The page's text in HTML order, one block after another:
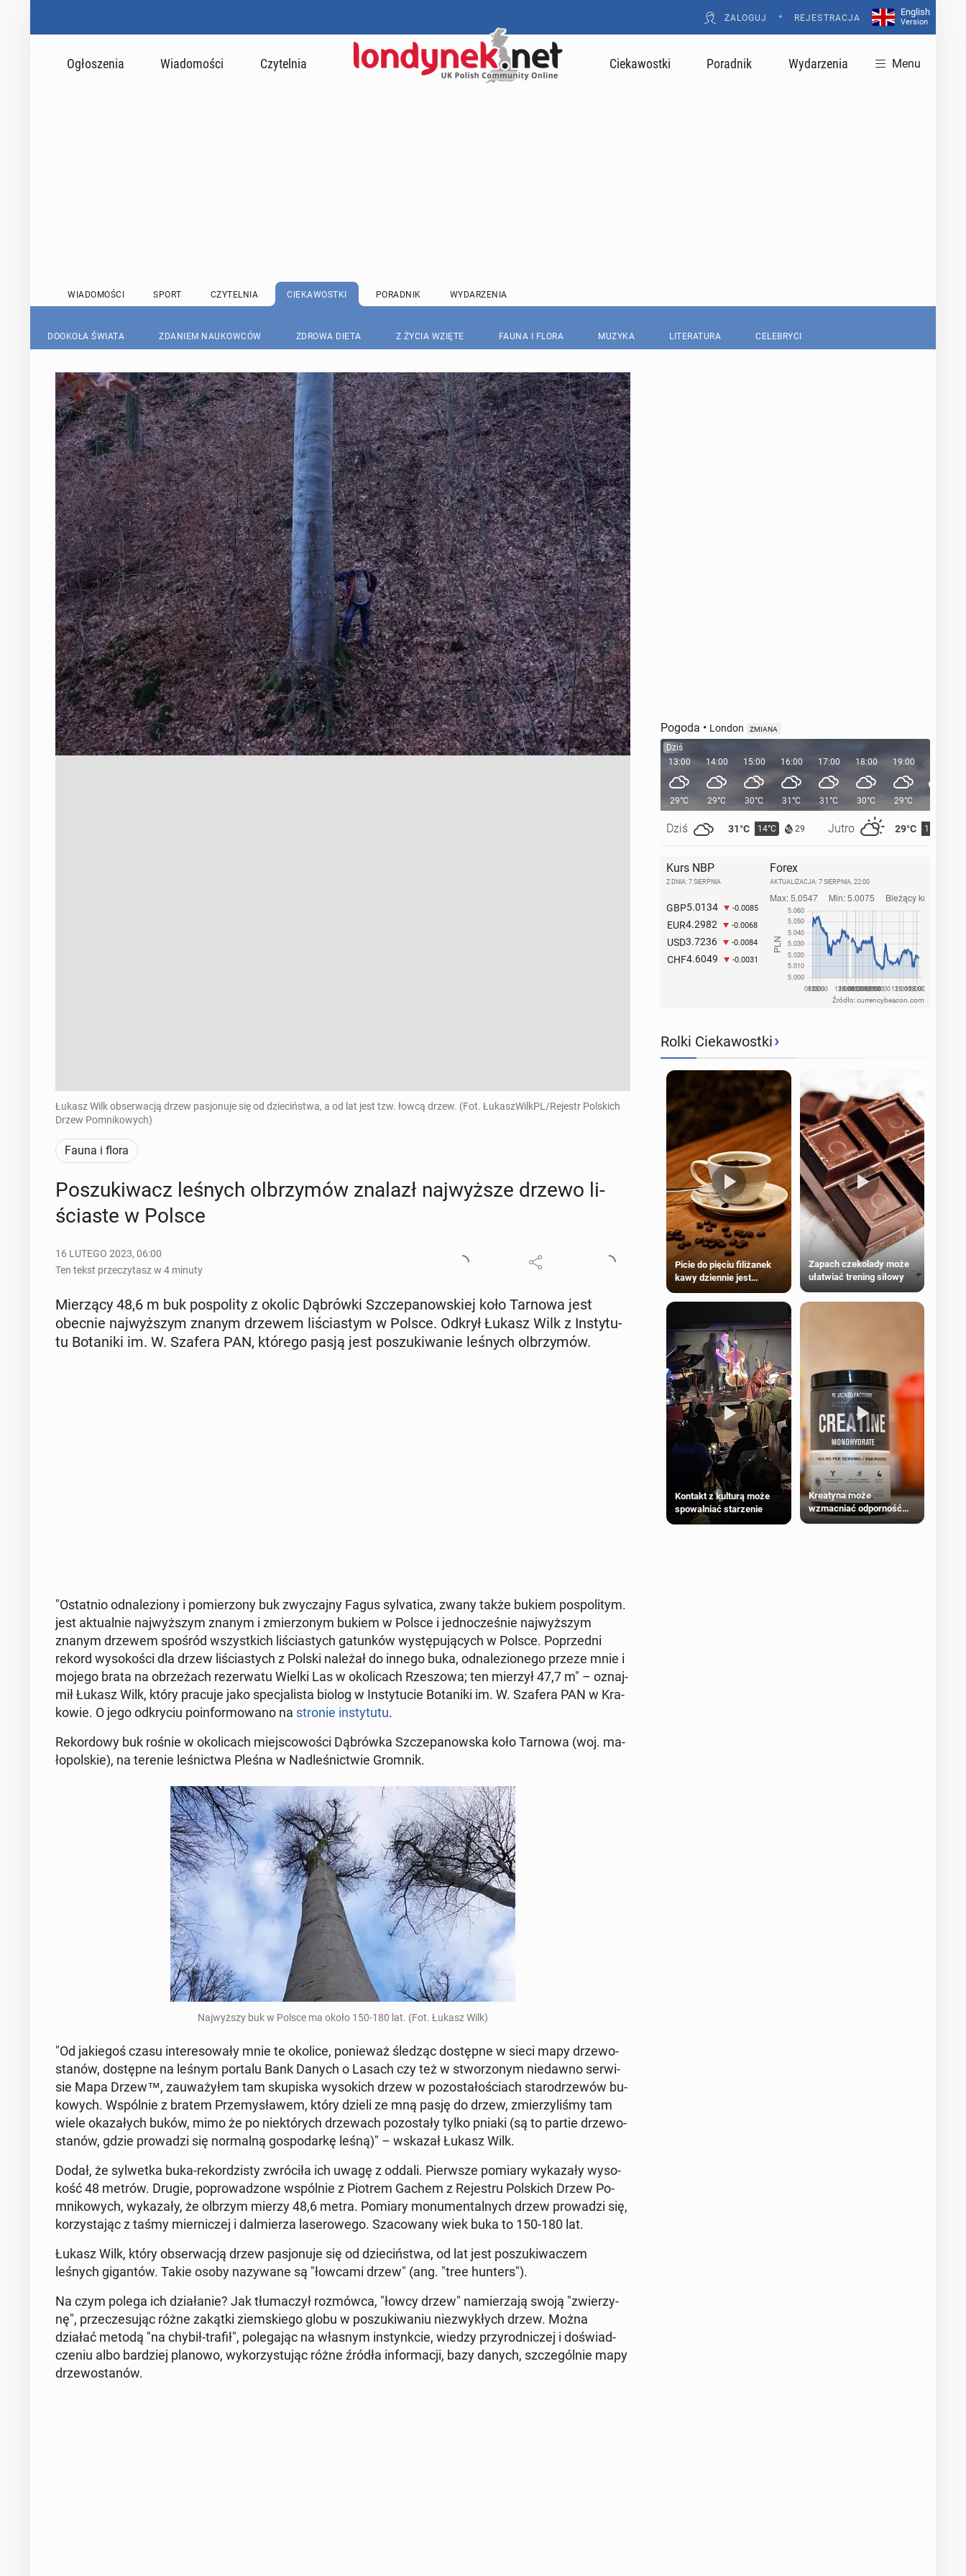
ZALOGUJ • REJESTRACJA
English
Version
Ogłoszenia Wiadomości Czytelnia Ciekawostki Poradnik Wydarzenia Menu
WIADOMOŚCI SPORT CZYTELNIA CIEKAWOSTKI PORADNIK WYDARZENIA
DOOKOŁA ŚWIATA ZDANIEM NAUKOWCÓW ZDROWA DIETA Z ŻYCIA WZIĘTE FAUNA I FLORA MUZYKA LITERATURA CELEBRYCI
Łukasz Wilk obserwacją drzew pasjonuje się od dzieciństwa, a od lat jest tzw. łowcą drzew. (Fot. ŁukaszWilkPL/Rejestr Polskich
Drzew Pomnikowych)
Fauna i flora
Po­szu­ki­wacz leśnych ol­brzy­mów znalazł naj­wyż­sze drzewo li­
ścia­ste w Polsce
16 LUTEGO 2023, 06:00
Ten tekst przeczytasz w 4 minuty
Mie­rzą­cy 48,6 m buk po­spo­li­ty z okolic Dą­brów­ki Szcze­pa­now­skiej koło Tarnowa jest
obecnie naj­wyż­szym znanym drzewem li­ścia­stym w Polsce. Odkrył Łukasz Wilk z In­sty­tu­
tu Bo­ta­ni­ki im. W. Szafera PAN, którego pasją jest po­szu­ki­wa­nie leśnych ol­brzy­mów.
"Ostat­nio od­na­le­zio­ny i po­mie­rzo­ny buk zwy­czaj­ny Fagus sy­lva­ti­ca, zwany także bukiem po­spo­li­tym.
jest ak­tu­al­nie naj­wyż­szym znanym i zmie­rzo­nym bukiem w Polsce i jed­no­cze­śnie naj­wyż­szym
znanym drzewem spośród wszyst­kich li­ścia­stych ga­tun­ków wy­stę­pu­ją­cych w Polsce. Po­przed­ni
rekord wy­so­ko­ści dla drzew li­ścia­stych z Polski należał do innego buka, od­na­le­zio­ne­go przeze mnie i
mojego brata na obrze­żach re­zer­wa­tu Wielki Las w oko­li­cach Rze­szo­wa; ten mierzył 47,7 m" – oznaj­
mił Łukasz Wilk, który pracuje jako spe­cja­li­sta biolog w In­sty­tu­cie Bo­ta­ni­ki im. W. Szafera PAN w Kra­
ko­wie. O jego od­kry­ciu po­in­for­mo­wa­no na stronie in­sty­tu­tu.
Re­kor­do­wy buk rośnie w oko­li­cach miej­sco­wo­ści Dą­brów­ka Szcze­pa­now­ska koło Tarnowa (woj. ma­
ło­pol­skie), na terenie le­śnic­twa Pleśna w Nad­le­śnic­twie Gromnik.
Naj­wyż­szy buk w Polsce ma około 150-180 lat. (Fot. Łukasz Wilk)
"Od ja­kie­goś czasu in­te­re­so­wa­ły mnie te okolice, po­nie­waż śledząc do­stęp­ne w sieci mapy drze­wo­
sta­nów, do­stęp­ne na leśnym portalu Bank Danych o Lasach czy też w stwo­rzo­nym nie­daw­no ser­wi­
sie Mapa Drzew™, za­uwa­ży­łem tam sku­pi­ska wy­so­kich drzew w po­zo­sta­ło­ściach sta­ro­drze­wów bu­
ko­wych. Wspól­nie z bratem Prze­my­sła­wem, który dzieli ze mną pasję do drzew, zmie­rzy­li­śmy tam
wiele oka­za­łych buków, mimo że po nie­któ­rych drze­wach po­zo­sta­ły tylko pniaki (są to partie drze­wo­
sta­nów, gdzie pro­wa­dzi się nor­mal­ną go­spo­dar­kę leśną)" – wskazał Łukasz Wilk.
Dodał, że syl­wet­ka buka-re­kor­dzi­sty zwró­ci­ła ich uwagę z oddali. Pierw­sze pomiary wy­ka­za­ły wy­so­
kość 48 metrów. Drugie, po­pro­wa­dzo­ne wspól­nie z Piotrem Gachem z Re­je­stru Pol­skich Drzew Po­
mni­ko­wych, wy­ka­za­ły, że olbrzym mierzy 48,6 metra. Pomiary mo­nu­men­tal­nych drzew pro­wa­dzi się,
ko­rzy­sta­jąc z taśmy mier­ni­czej i dal­mie­rza la­se­ro­we­go. Sza­co­wa­ny wiek buka to 150-180 lat.
Łukasz Wilk, który ob­ser­wa­cją drzew pa­sjo­nu­je się od dzie­ciń­stwa, od lat jest po­szu­ki­wa­czem
leśnych gi­gan­tów. Takie osoby na­zy­wa­ne są "łowcami drzew" (ang. "tree hunters").
Na czym polega ich dzia­ła­nie? Jak tłu­ma­czył roz­mów­ca, "łowcy drzew" na­mie­rza­ją swoją "zwie­rzy­
nę", prze­cze­su­jąc różne zakątki ziem­skie­go globu w po­szu­ki­wa­niu nie­zwy­kłych drzew. Można
działać metodą "na chybił-trafił", po­le­ga­jąc na własnym in­stynk­cie, wiedzy przy­rod­ni­czej i do­świad­
cze­niu albo bar­dziej planowo, wy­ko­rzy­stu­jąc różne źródła in­for­ma­cji, bazy danych, szcze­gól­nie mapy
drze­wo­sta­nów.
Pogoda • London ZMIANA
Dziś
13:00
29°C
Dziś 31°C 14°C 29 Jutro 29°C 15°C
14:00
29°C
15:00
30°C
16:00
31°C
17:00
31°C
18:00
30°C
19:00
29°C
Kurs NBP
Z DNIA: 7 SIERPNIA
GBP5.0134 -0.0085
EUR4.2982 -0.0068
USD3.7236 -0.0084
CHF4.6049 -0.0031
Forex
AKTUALIZACJA: 7 SIERPNIA, 22:00
Źródło: currencybeacon.com
Rolki Ciekawostki›
Picie do pięciu filiżanek
kawy dziennie jest
większości dorosłych
Zapach czekolady może
ułatwiać trening siłowy
Kontakt z kulturą może
spowalniać starzenie
Kreatyna może
wzmacniać odporność
przeciw nowotworom